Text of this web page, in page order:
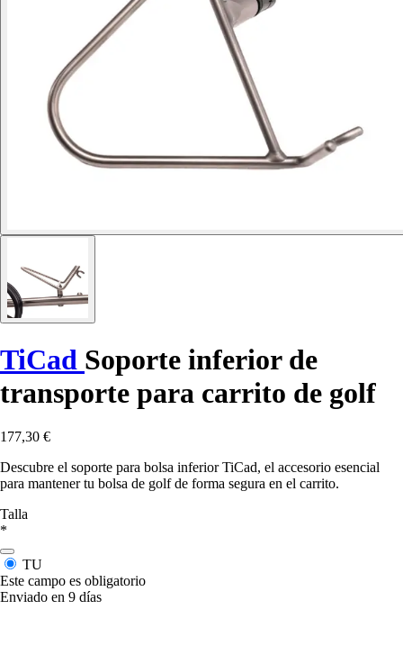
TiCad Soporte inferior de
transporte para carrito de golf
177,30 €
Descubre el soporte para bolsa inferior TiCad, el accesorio esencial
para mantener tu bolsa de golf de forma segura en el carrito.
Talla
*
TU
Este campo es obligatorio
Enviado en 9 días